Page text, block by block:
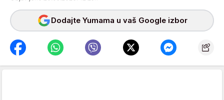
Dodajte Yumama u vaš Google izbor